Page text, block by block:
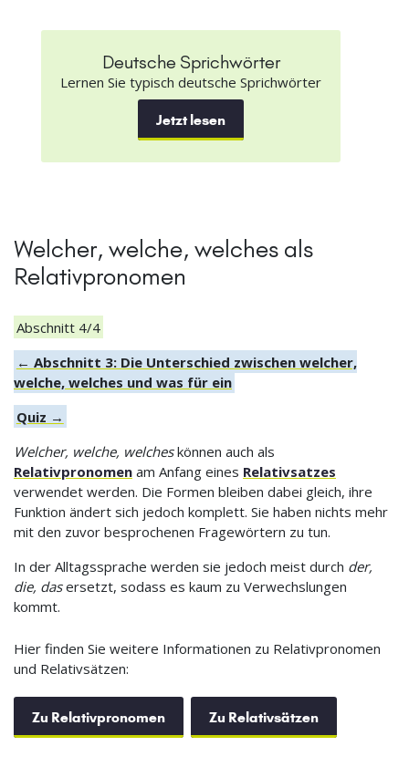
Deutsche Sprichwörter
Lernen Sie typisch deutsche Sprichwörter
Jetzt lesen
Welcher, welche, welches als
Relativpronomen
Abschnitt 4/4
← Abschnitt 3: Die Unterschied zwischen welcher,
welche, welches und was für ein
Quiz →
Welcher, welche, welcheskönnen auch als
Relativpronomen am Anfang eines Relativsatzes
verwendet werden. Die Formen bleiben dabei gleich, ihre
Funktion ändert sich jedoch komplett. Sie haben nichts mehr
mit den zuvor besprochenen Fragewörtern zu tun.
In der Alltagssprache werden sie jedoch meist durch der,
die, dasersetzt, sodass es kaum zu Verwechslungen
kommt.
Hier finden Sie weitere Informationen zu Relativpronomen
und Relativsätzen:
Zu Relativpronomen Zu Relativsätzen